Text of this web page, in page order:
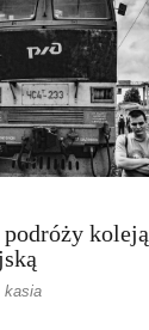
koleją
kasia